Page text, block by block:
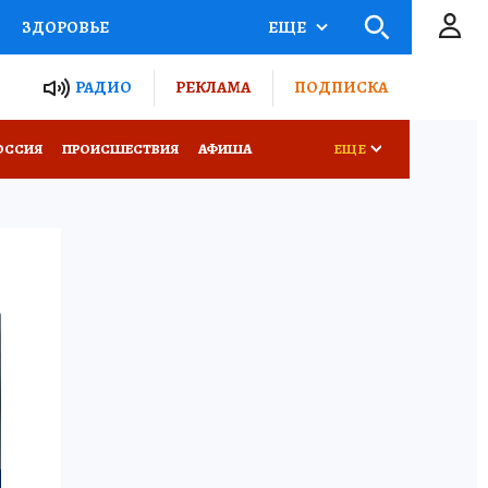
ЗДОРОВЬЕ
РОССИИ
ЕЩЕ
РАДИО РЕКЛАМА ПОДПИСКА
ПРОИСШЕСТВИЯ АФИША ЕЩЕ